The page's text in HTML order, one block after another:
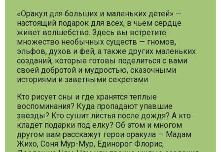
«Оракул для больших и маленьких детей» —
настоящий подарок для всех, в чьем сердце
живет волшебство. Здесь вы встретите
множество необычных существ — гномов,
эльфов, духов и фей, а также других маленьких
созданий, которые готовы поделиться с вами
своей добротой и мудростью, сказочными
историями и заветными секретами.
Кто рисует сны и где хранятся теплые
воспоминания? Куда пропадают упавшие
звезды? Кто сушит листья после дождя? А кто
кладет подарки под елку? Об этом и многом
другом вам расскажут герои оракула — Мадам
Жихо, Соня Мур-Мур, Единорог Флорис,